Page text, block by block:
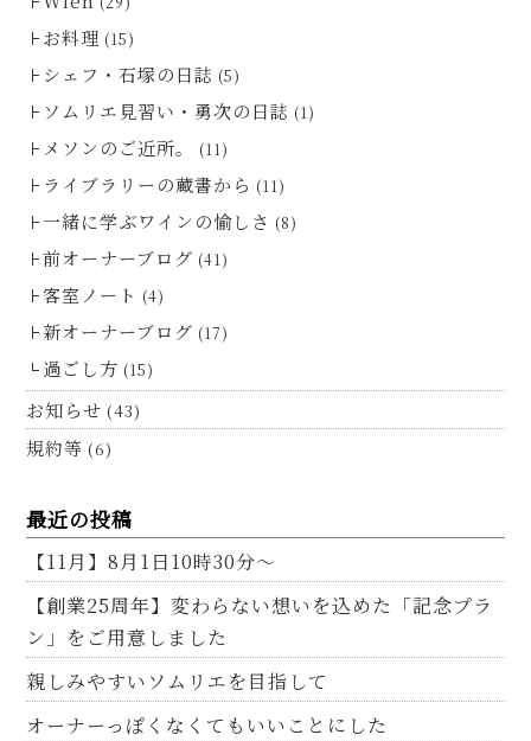
お料理 (15)
シェフ・石塚の日誌 (5)
ソムリエ見習い・勇次の日誌 (1)
メソンのご近所。 (11)
ライブラリーの蔵書から (11)
一緒に学ぶワインの愉しさ (8)
前オーナーブログ (41)
客室ノート (4)
新オーナーブログ (17)
過ごし方 (15)
お知らせ (43)
規約等 (6)
最近の投稿
【11月】8月1日10時30分～
【創業25周年】変わらない想いを込めた「記念プラ
ン」をご用意しました
親しみやすいソムリエを目指して
オーナーっぽくなくてもいいことにした